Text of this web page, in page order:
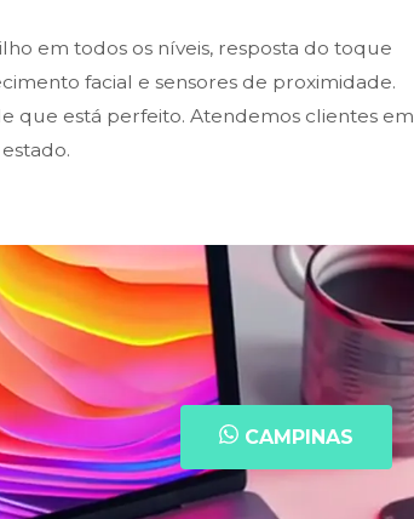
em todos os níveis, resposta do toque
facial e sensores de proximidade.
que está perfeito. Atendemos clientes em
CAMPINAS